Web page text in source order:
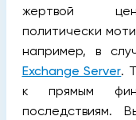
жертвой
политически
например, в
Exchange Server.
к прямым
последствиям.